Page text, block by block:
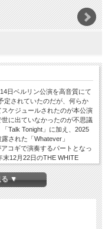
日ベルリン公演を高音質にて
定されていたのだが、何らか
ケジュールされたのが本公演
に出ていなかったのが不思議
Talk Tonight」に加え、2025
された「Whatever」
コギで演奏するパートとなっ
12月22日のTHE WHITE
BABYLONはアコーステ
日RADIO DEEJAYは、これま
したタイトルは数あれど、
作が初めてである。最後の
ミングであるが、「Cum On
たらと思う。モーニング・グ
る ▼